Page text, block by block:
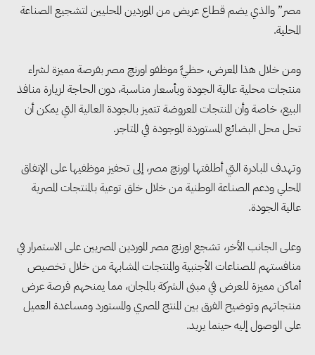
مصر” والذي يضم قطاع عريض من الموردين المحليين لتشجيع الصناعة
المحلية.
ومن خلال هذا المعرض، حظيَّ موظفو اورنچ مصر بفرصة مميزة لشراء
منتجات محلية عالية الجودة وبأسعار مناسبة، دون الحاجة لزيارة منافذ
البيع، خاصة وأن المنتجات المعروضة تتميز بالجودة العالية التي يمكن أن
تحل محل البضائع المستوردة الموجودة في المتاجر.
وتهدف المبادرة التي أطلقتها اورنچ مصر، إلى تحفيز موظفيها على الإنفاق
المحلي ودعم الصناعة الوطنية من خلال خلق توعية بالمنتجات المصرية
عالية الجودة.
وعلى الجانب الأخر، تشجع اورنچ مصر الموردين المصريين على الاستمرار في
منافستهم للصناعات الأجنبية والمنتجات المشابهة من خلال تخصيص
أماكن مميزة للعرض في مبنى الشركة بالمجان، مما يمنحهم فرصة عرض
منتجاتهم وتوضيح الفرق بين المنتج المصري والمستورد ومساعدة العميل
على الوصول إليه حينما يريد.